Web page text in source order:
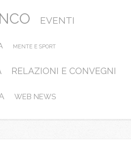
EVENTI
MENTE E SPORT
RELAZIONI E CONVEGNI
WEB NEWS